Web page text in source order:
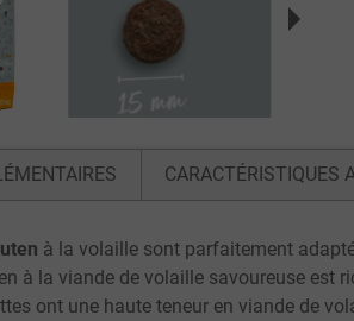
CARACTÉRISTIQUES
à la volaille sont parfaitement
à la viande de volaille savoureuse
ont une haute teneur en viande de